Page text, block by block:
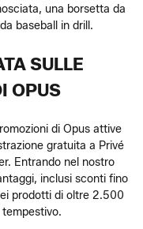
una borsetta da
baseball in drill.
SULLE
OPUS
di Opus attive
gratuita a Privé
Entrando nel nostro
inclusi sconti fino
prodotti di oltre 2.500